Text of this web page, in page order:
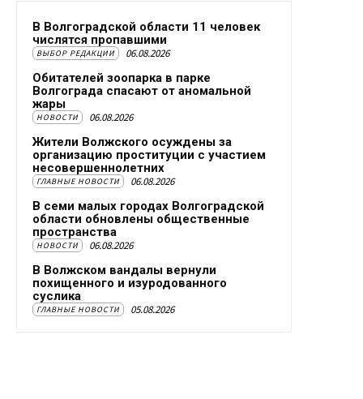
В Волгоградской области 11 человек
числятся пропавшими
ВЫБОР РЕДАКЦИИ 06.08.2026
Обитателей зоопарка в парке
Волгограда спасают от аномальной
жары
НОВОСТИ 06.08.2026
Жители Волжского осуждены за
организацию проституции с участием
несовершеннолетних
ГЛАВНЫЕ НОВОСТИ 06.08.2026
В семи малых городах Волгоградской
области обновлены общественные
пространства
НОВОСТИ 06.08.2026
В Волжском вандалы вернули
похищенного и изуродованного
суслика
ГЛАВНЫЕ НОВОСТИ 05.08.2026